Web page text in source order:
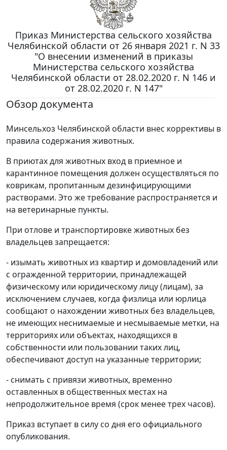
Приказ Министерства сельского хозяйства
Челябинской области от 26 января 2021 г. N 33
"О внесении изменений в приказы
Министерства сельского хозяйства
Челябинской области от 28.02.2020 г. N 146 и
от 28.02.2020 г. N 147"
Обзор документа
Минсельхоз Челябинской области внес коррективы в
правила содержания животных.
В приютах для животных вход в приемное и
карантинное помещения должен осуществляться по
коврикам, пропитанным дезинфицирующими
растворами. Это же требование распространяется и
на ветеринарные пункты.
При отлове и транспортировке животных без
владельцев запрещается:
- изымать животных из квартир и домовладений или
с огражденной территории, принадлежащей
физическому или юридическому лицу (лицам), за
исключением случаев, когда физлица или юрлица
сообщают о нахождении животных без владельцев,
не имеющих неснимаемые и несмываемые метки, на
территориях или объектах, находящихся в
собственности или пользовании таких лиц,
обеспечивают доступ на указанные территории;
- снимать с привязи животных, временно
оставленных в общественных местах на
непродолжительное время (срок менее трех часов).
Приказ вступает в силу со дня его официального
опубликования.